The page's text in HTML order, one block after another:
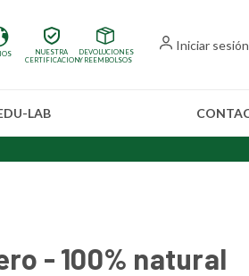
NUESTRA
CERTIFICACION
DEVOLUCIONES
Y REEMBOLSOS
Iniciar sesión
LAB
- 100% natural